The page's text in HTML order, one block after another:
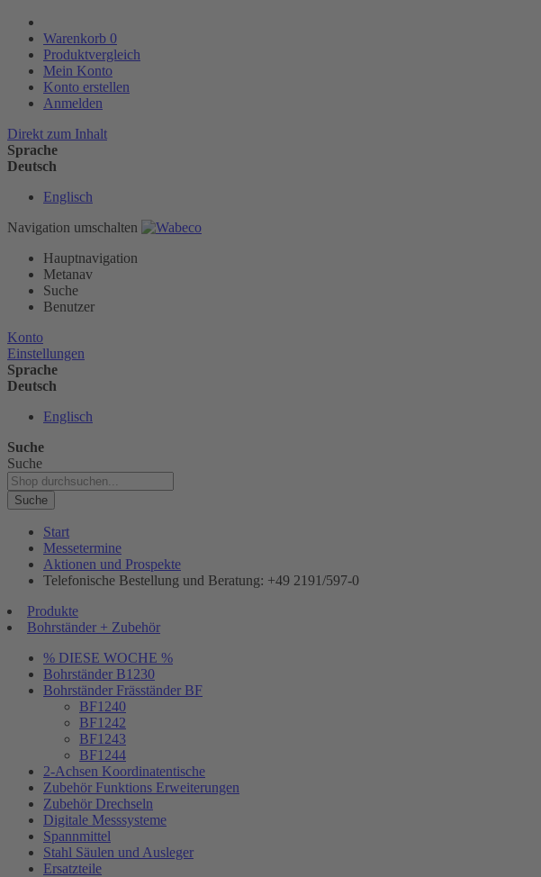
Warenkorb 0
Produktvergleich
Mein Konto
Konto erstellen
Anmelden
Direkt zum Inhalt
Sprache
Deutsch
Englisch
Navigation umschalten
Hauptnavigation
Metanav
Suche
Benutzer
Konto
Einstellungen
Sprache
Deutsch
Englisch
Suche
Suche
Suche
Start
Messetermine
Aktionen und Prospekte
Telefonische Bestellung und Beratung: +49 2191/597-0
Produkte
Bohrständer + Zubehör
% DIESE WOCHE %
Bohrständer B1230
Bohrständer Fräsständer BF
BF1240
BF1242
BF1243
BF1244
2-Achsen Koordinatentische
Zubehör Funktions Erweiterungen
Zubehör Drechseln
Digitale Messsysteme
Spannmittel
Stahl Säulen und Ausleger
Ersatzteile